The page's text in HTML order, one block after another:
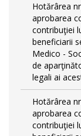
Hotărârea
aprobarea
contribuţiei
beneficiarii
Medico -
de
legali ai
Hotărârea
aprobarea
contribuţiei